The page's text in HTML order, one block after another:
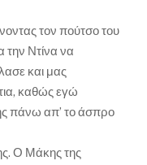
τον πούτσο του
την Ντίνα να
και μας
καθώς εγώ
πάνω απ’ το άσπρο
Ο Μάκης της